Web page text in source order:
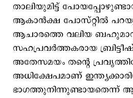
താലിയുമിട്ട്
ആകാൻക്ഷ പോസ്റ്റില്‍
ആചാരത്തെ വലിയ
സഹപ്രവര്‍ത്തകരായ
അതേസമയം തന്‍റെ
അധിക്ഷേപമാണ്
ഭാഗത്തുനിന്നുണ്ടായതെന്ന്